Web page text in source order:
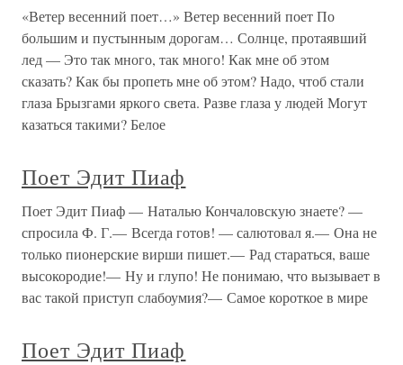
«Ветер весенний поет…» Ветер весенний поет По
большим и пустынным дорогам… Солнце, протаявший
лед — Это так много, так много! Как мне об этом
сказать? Как бы пропеть мне об этом? Надо, чтоб стали
глаза Брызгами яркого света. Разве глаза у людей Могут
казаться такими? Белое
Поет Эдит Пиаф
Поет Эдит Пиаф — Наталью Кончаловскую знаете? —
спросила Ф. Г.— Всегда готов! — салютовал я.— Она не
только пионерские вирши пишет.— Рад стараться, ваше
высокородие!— Ну и глупо! Не понимаю, что вызывает в
вас такой приступ слабоумия?— Самое короткое в мире
Поет Эдит Пиаф